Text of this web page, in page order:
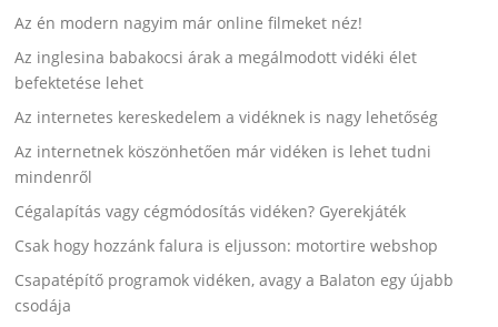
Az én modern nagyim már online filmeket néz!
Az inglesina babakocsi árak a megálmodott vidéki élet
befektetése lehet
Az internetes kereskedelem a vidéknek is nagy lehetőség
Az internetnek köszönhetően már vidéken is lehet tudni
mindenről
Cégalapítás vagy cégmódosítás vidéken? Gyerekjáték
Csak hogy hozzánk falura is eljusson: motortire webshop
Csapatépítő programok vidéken, avagy a Balaton egy újabb
csodája